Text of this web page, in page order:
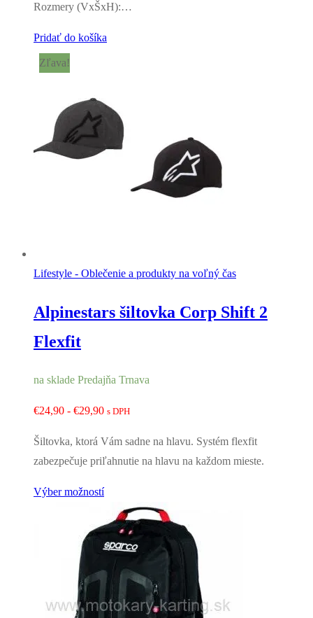
Rozmery (VxŠxH):…
Pridať do košíka
Lifestyle - Oblečenie a produkty na voľný čas
Zľava!
Alpinestars šiltovka Corp Shift 2
Flexfit
na sklade Predajňa Trnava
€24,90 - €29,90Rozpětí
€24,90
až
€29,90
s DPH
Šiltovka, ktorá Vám sadne na hlavu. Systém flexfit
zabezpečuje priľahnutie na hlavu na každom mieste.
Výber možností